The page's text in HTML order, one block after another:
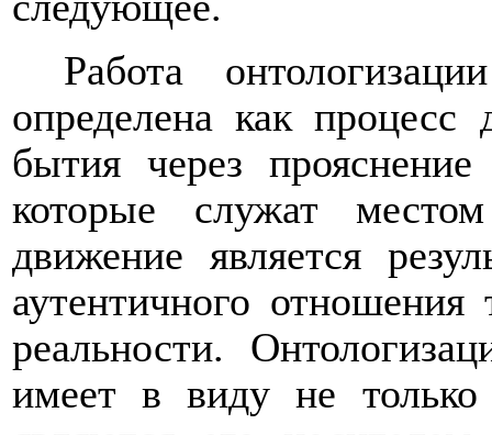
Работа
определена как
бытия через
которые служат
движение является
аутентичного отношения
реальности.
имеет в виду не